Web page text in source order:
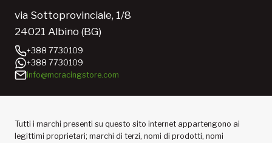
via Sottoprovinciale, 1/8
24021 Albino (BG)
+388 7730109
+388 7730109
info@mcracingstore.com
Tutti i marchi presenti su questo sito internet appartengono ai
legittimi proprietari; marchi di terzi, nomi di prodotti, nomi